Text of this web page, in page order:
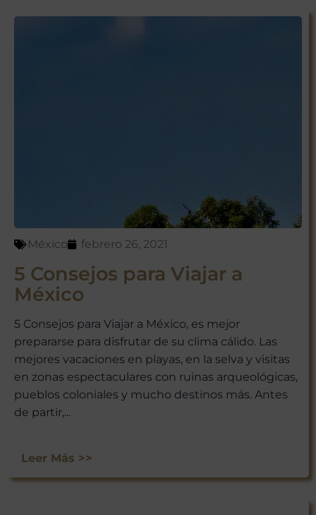
México febrero 26, 2021
5 Consejos para Viajar a
México
5 Consejos para Viajar a México, es mejor
prepararse para disfrutar de su clima cálido. Las
mejores vacaciones en playas, en la selva y visitas
en zonas espectaculares con ruinas arqueológicas,
pueblos coloniales y mucho destinos más. Antes
de partir,...
Leer Más >>